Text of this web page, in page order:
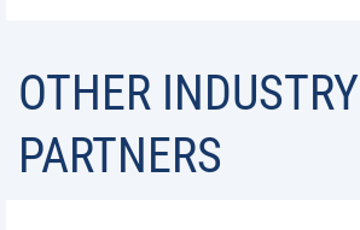
OTHER INDUSTRY
PARTNERS